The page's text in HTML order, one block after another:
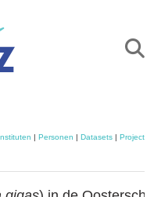
| Personen | Datasets | Projecten